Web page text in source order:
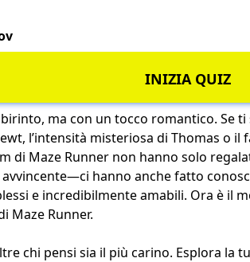
INIZIA QUIZ
ma con un tocco romantico. Se
l’intensità misteriosa di Thomas o
di Maze Runner non hanno solo
hanno anche fatto
e incredibilmente amabili. Ora è il
Maze Runner.
chi pensi sia il più carino. Esplora la